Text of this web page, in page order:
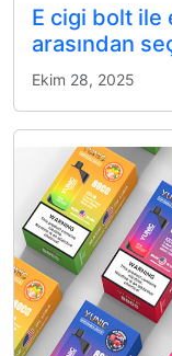
E cigi bolt ile
arasından
Ekim 28, 2025